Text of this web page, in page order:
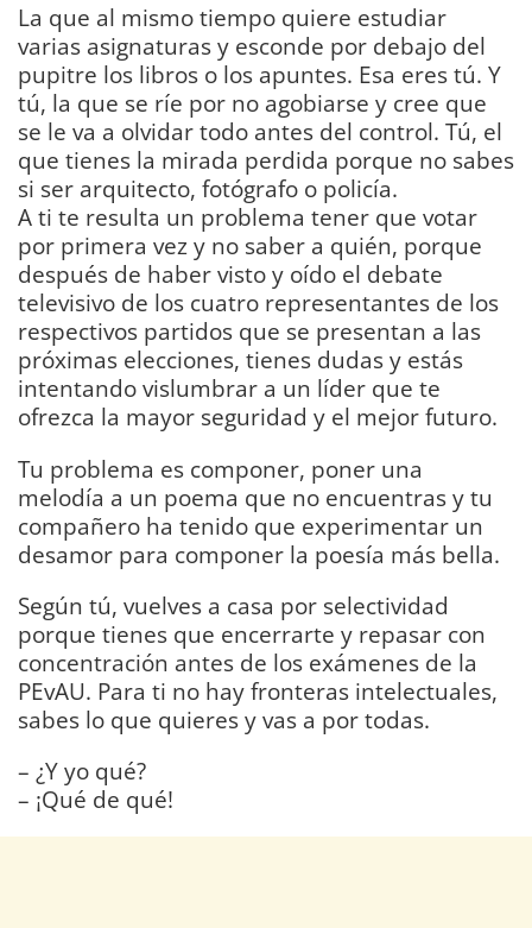
La que al mismo tiempo quiere estudiar
varias asignaturas y esconde por debajo del
pupitre los libros o los apuntes. Esa eres tú. Y
tú, la que se ríe por no agobiarse y cree que
se le va a olvidar todo antes del control. Tú, el
que tienes la mirada perdida porque no sabes
si ser arquitecto, fotógrafo o policía.
A ti te resulta un problema tener que votar
por primera vez y no saber a quién, porque
después de haber visto y oído el debate
televisivo de los cuatro representantes de los
respectivos partidos que se presentan a las
próximas elecciones, tienes dudas y estás
intentando vislumbrar a un líder que te
ofrezca la mayor seguridad y el mejor futuro.
Tu problema es componer, poner una
melodía a un poema que no encuentras y tu
compañero ha tenido que experimentar un
desamor para componer la poesía más bella.
Según tú, vuelves a casa por selectividad
porque tienes que encerrarte y repasar con
concentración antes de los exámenes de la
PEvAU. Para ti no hay fronteras intelectuales,
sabes lo que quieres y vas a por todas.
– ¿Y yo qué?
– ¡Qué de qué!